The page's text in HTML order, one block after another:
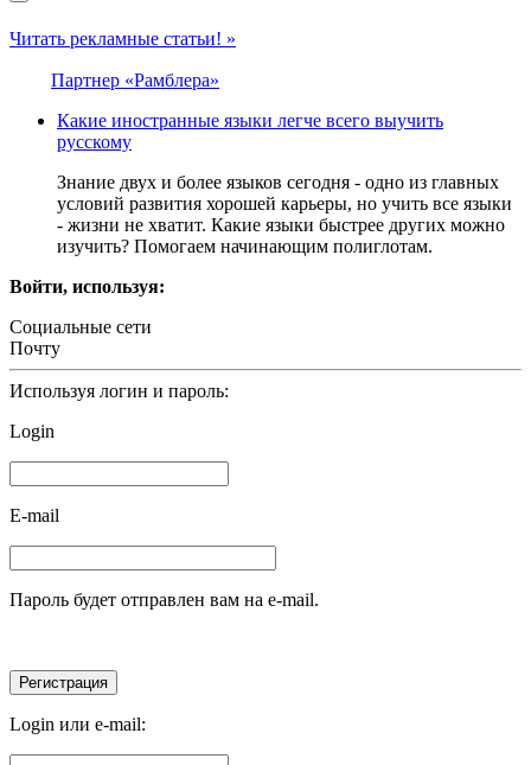
Читать рекламные статьи! »
Партнер «Рамблера»
Какие иностранные языки легче всего выучить
русскому
Знание двух и более языков сегодня - одно из главных
условий развития хорошей карьеры, но учить все языки
- жизни не хватит. Какие языки быстрее других можно
изучить? Помогаем начинающим полиглотам.
Войти, используя:
Социальные сети
Почту
Используя логин и пароль:
Login
E-mail
Пароль будет отправлен вам на e-mail.
Login или e-mail: